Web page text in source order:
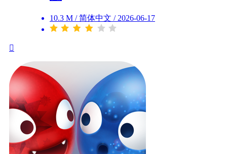
10.3 M / 简体中文 / 2026-06-17